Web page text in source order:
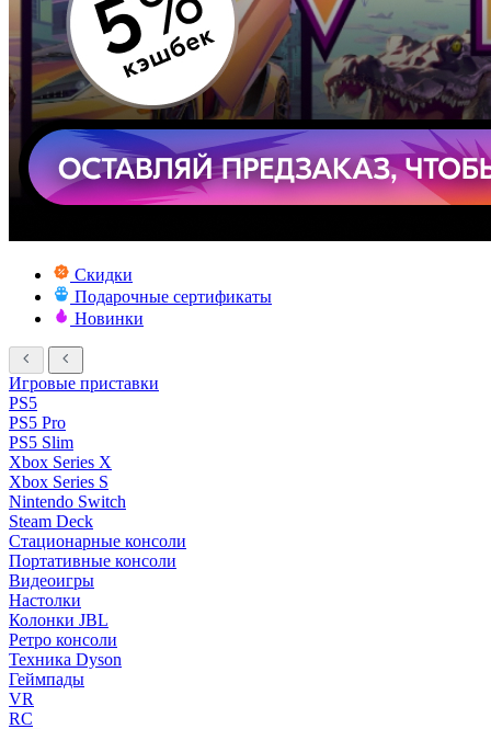
Скидки
Подарочные сертификаты
Новинки
Игровые приставки
PS5
PS5 Pro
PS5 Slim
Xbox Series X
Xbox Series S
Nintendo Switch
Steam Deck
Стационарные консоли
Портативные консоли
Видеоигры
Настолки
Колонки JBL
Ретро консоли
Техника Dyson
Геймпады
VR
RC